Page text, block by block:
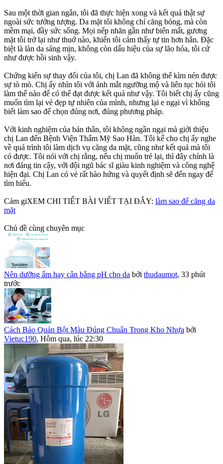
Sau một thời gian ngắn, tôi đã thực hiện xong và kết quả thật sự
ngoài sức tưởng tượng. Da mặt tôi không chỉ căng bóng, mà còn
mềm mại, đầy sức sống. Mọi nếp nhăn gần như biến mất, gương
mặt tôi trở lại như thuở nào, khiến tôi cảm thấy tự tin hơn hẳn. Đặc
biệt là làn da sáng mịn, không còn dấu hiệu của sự lão hóa, tôi cứ
như được hồi sinh vậy.
Chứng kiến sự thay đổi của tôi, chị Lan đã không thể kìm nén được
sự tò mò. Chị ấy nhìn tôi với ánh mắt ngưỡng mộ và liên tục hỏi tôi
làm thế nào để có thể đạt được kết quả như vậy. Tôi biết chị ấy cũng
muốn tìm lại vẻ đẹp tự nhiên của mình, nhưng lại e ngại vì không
biết làm sao để chọn đúng nơi, đúng phương pháp.
Với kinh nghiệm của bản thân, tôi không ngần ngại mà giới thiệu
chị Lan đến Bệnh Viện Thẩm Mỹ Sao Hàn. Tôi kể cho chị ấy nghe
về quá trình tôi làm dịch vụ căng da mặt, cũng như kết quả mà tôi
có được. Tôi nói với chị rằng, nếu chị muốn trẻ lại, thì đây chính là
nơi đáng tin cậy, với đội ngũ bác sĩ giàu kinh nghiệm và công nghệ
hiện đại. Chị Lan có vẻ rất hào hứng và quyết định sẽ đến ngay để
tìm hiểu.
Cảm giXEM CHI TIẾT BÀI VIẾT TẠI ĐÂY: làm sao để căng da
mặt
Chủ đề cùng chuyên mục
Nên dưỡng ẩm hay cân bằng pH cho da bởi thudaumot, 33 phút
trước
Cách Bảo Quản Bột Màu Đúng Chuẩn Trong Kho Nhựa bởi
Vietuc190, Hôm qua, lúc 22:30